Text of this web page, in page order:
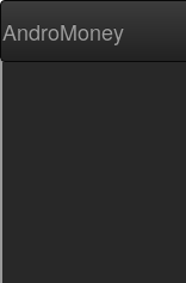
AndroMoney